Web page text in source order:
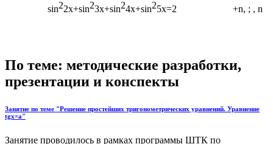
sin22x+sin23x+sin24x+sin25x=2 +n, ; , n
По теме: методические разработки,
презентации и конспекты
Занятие по теме "Решение простейших тригонометрических уравнений. Уравнение
tgx=a"
Занятие проводилось в рамках программы ШТК по